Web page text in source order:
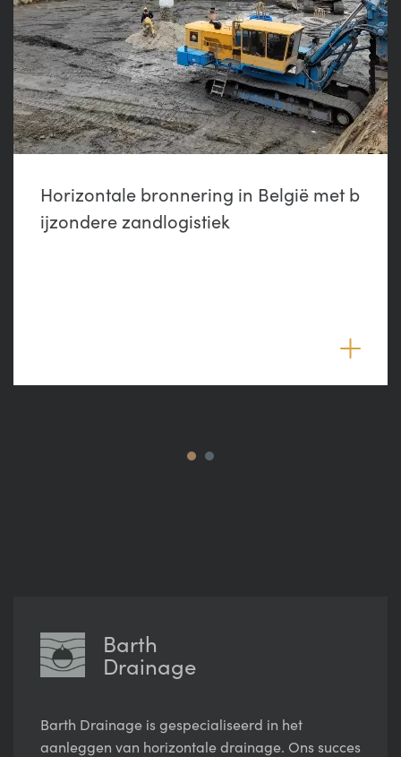
Horizontale bronnering in België met b
ijzondere zandlogistiek
Barth
Drainage
Barth Drainage is gespecialiseerd in het
aanleggen van horizontale drainage. Ons succes